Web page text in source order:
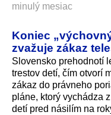
minulý mesiac
Koniec
zvažuje zákaz
Slovensko prehodnotí
trestov detí, čím otvorí
zákaz do právneho
pláne, ktorý vychádza
detí pred násilím na